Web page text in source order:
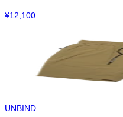
¥12,100
UNBIND